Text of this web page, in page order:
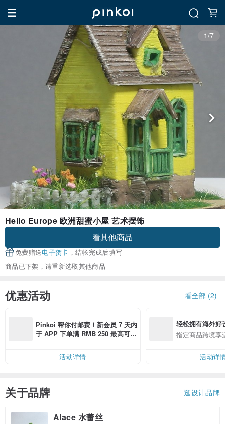
1/7
Hello Europe 欧洲甜蜜小屋 艺术摆饰
看其他商品
免费赠送电子贺卡 ，结帐完成后填写
商品已下架，请重新选取其他商品
优惠活动 看全部 (2)
Pinkoi 帮你付邮费！新会员 7 天内
于 APP 下单满 RMB 250 最高可折
活动详情
轻松拥有海外好
指定商品跨境享
活动详
关于品牌 逛设计品牌
Alace 水蕾丝